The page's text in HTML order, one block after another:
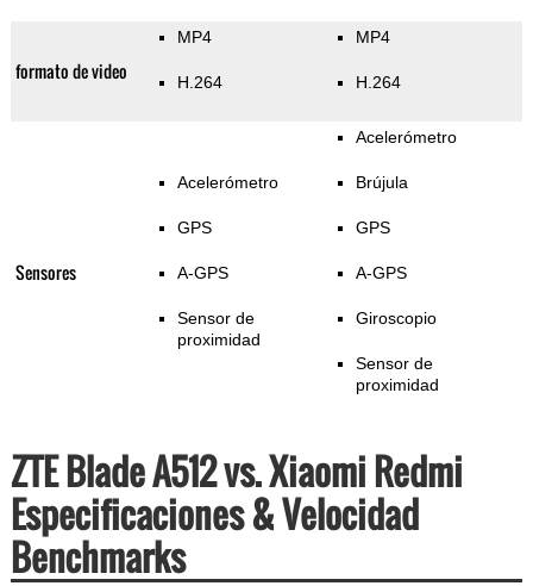
formato de video
MP4
H.264
MP4
H.264
Sensores
Acelerómetro
GPS
A-GPS
Sensor de
proximidad
Acelerómetro
Brújula
GPS
A-GPS
Giroscopio
Sensor de
proximidad
ZTE Blade A512 vs. Xiaomi Redmi
Especificaciones & Velocidad
Benchmarks